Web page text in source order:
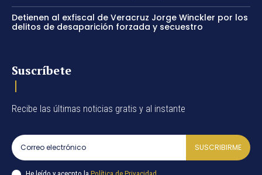
Detienen al exfiscal de Veracruz Jorge Winckler por los
delitos de desaparición forzada y secuestro
Suscríbete
Recibe las últimas noticias gratis y al instante
SUSCRIBIRME